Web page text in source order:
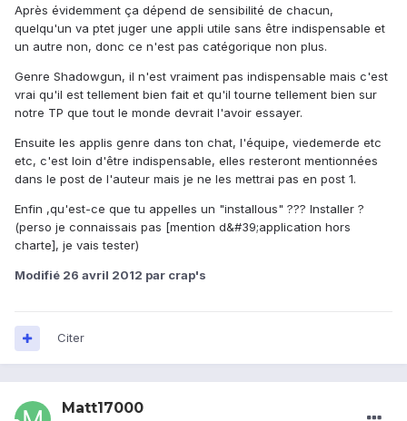
Après évidemment ça dépend de sensibilité de chacun,
quelqu'un va ptet juger une appli utile sans être indispensable et
un autre non, donc ce n'est pas catégorique non plus.
Genre Shadowgun, il n'est vraiment pas indispensable mais c'est
vrai qu'il est tellement bien fait et qu'il tourne tellement bien sur
notre TP que tout le monde devrait l'avoir essayer.
Ensuite les applis genre dans ton chat, l'équipe, viedemerde etc
etc, c'est loin d'être indispensable, elles resteront mentionnées
dans le post de l'auteur mais je ne les mettrai pas en post 1.
Enfin ,qu'est-ce que tu appelles un "installous" ??? Installer ?
(perso je connaissais pas [mention d&#39;application hors
charte], je vais tester)
Modifié 26 avril 2012 par crap's
Citer
Matt17000